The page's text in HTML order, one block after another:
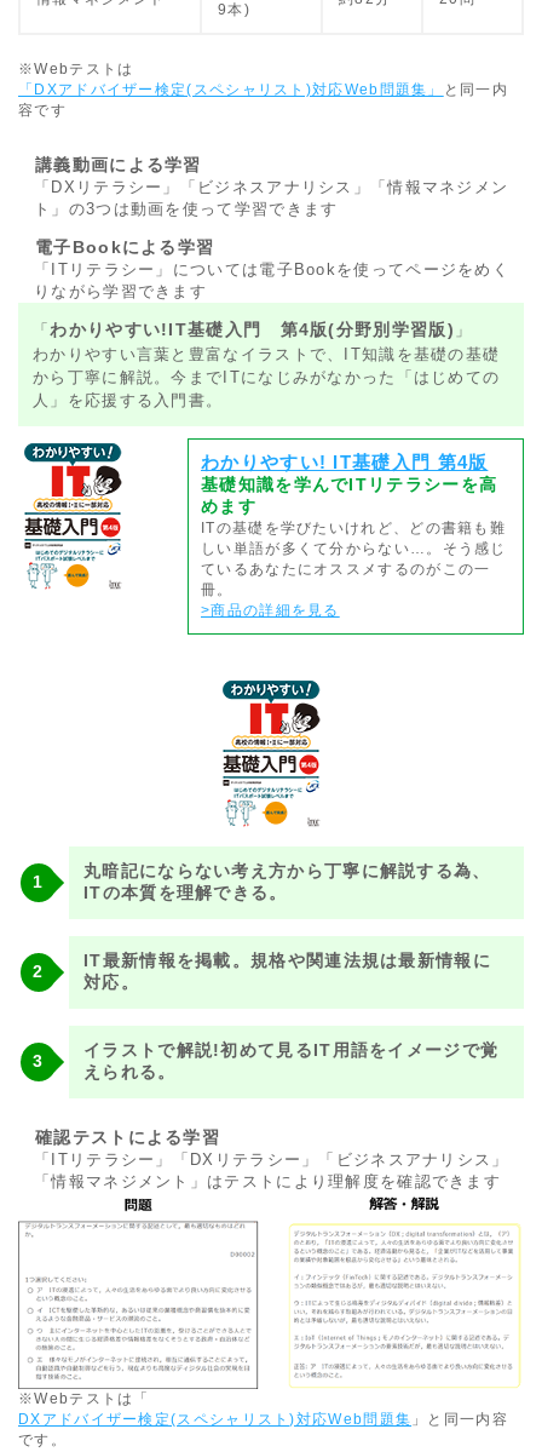
9本)
※Webテストは
「DXアドバイザー検定(スペシャリスト)対応Web問題集」
と同一内
容です
講義動画による学習
「DXリテラシー」「ビジネスアナリシス」「情報マネジメン
ト」の3つは動画を使って学習できます
電子Bookによる学習
「ITリテラシー」については電子Bookを使ってページをめく
りながら学習できます
「 わかりやすい!IT基礎入門 第4版(分野別学習版) 」
わかりやすい言葉と豊富なイラストで、IT知識を基礎の基礎
から丁寧に解説。今までITになじみがなかった「はじめての
人」を応援する入門書。
わかりやすい! IT基礎入門 第4版
基礎知識を学んでITリテラシーを高
めます
ITの基礎を学びたいけれど、どの書籍も難
しい単語が多くて分からない…。そう感じ
ているあなたにオススメするのがこの一
冊。
>商品の詳細を見る
丸暗記にならない考え方から丁寧に解説する為、
ITの本質を理解できる。
IT最新情報を掲載。規格や関連法規は最新情報に
対応。
イラストで解説!初めて見るIT用語をイメージで覚
えられる。
確認テストによる学習
「ITリテラシー」「DXリテラシー」「ビジネスアナリシス」
「情報マネジメント」はテストにより理解度を確認できます
※Webテストは「
DXアドバイザー検定(スペシャリスト)対応Web問題集 」と同一内容
です。